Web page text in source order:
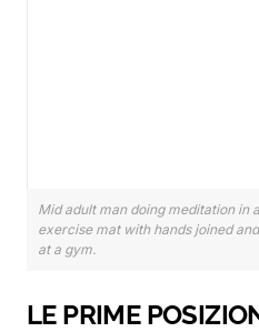
Mid adult man doing meditation in
exercise mat with hands joined
at a gym.
LE PRIME